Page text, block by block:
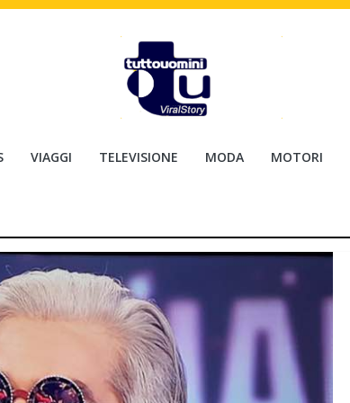
VIAGGI TELEVISIONE MODA MOTORI